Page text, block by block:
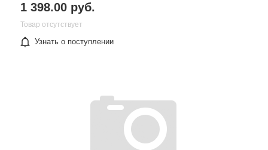
1 398.00 руб.
Товар отсутствует
Узнать о поступлении